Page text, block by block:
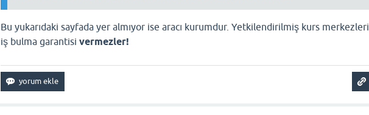
Bu yukarıdaki sayfada yer almıyor ise aracı kurumdur. Yetkilendirilmiş kurs merkezleri
iş bulma garantisivermezler!